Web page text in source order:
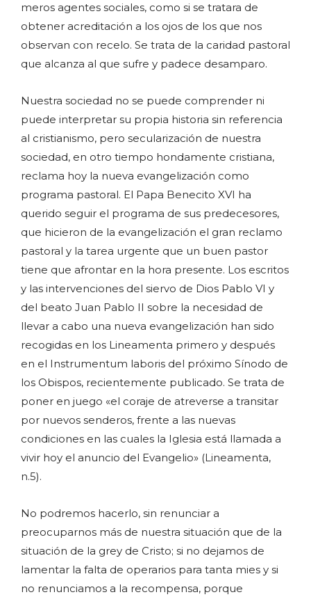
meros agentes sociales, como si se tratara de
obtener acreditación a los ojos de los que nos
observan con recelo. Se trata de la caridad pastoral
que alcanza al que sufre y padece desamparo.
Nuestra sociedad no se puede comprender ni
puede interpretar su propia historia sin referencia
al cristianismo, pero secularización de nuestra
sociedad, en otro tiempo hondamente cristiana,
reclama hoy la nueva evangelización como
programa pastoral. El Papa Benecito XVI ha
querido seguir el programa de sus predecesores,
que hicieron de la evangelización el gran reclamo
pastoral y la tarea urgente que un buen pastor
tiene que afrontar en la hora presente. Los escritos
y las intervenciones del siervo de Dios Pablo VI y
del beato Juan Pablo II sobre la necesidad de
llevar a cabo una nueva evangelización han sido
recogidas en los Lineamenta primero y después
en el Instrumentum laboris del próximo Sínodo de
los Obispos, recientemente publicado. Se trata de
poner en juego «el coraje de atreverse a transitar
por nuevos senderos, frente a las nuevas
condiciones en las cuales la Iglesia está llamada a
vivir hoy el anuncio del Evangelio» (Lineamenta,
n.5).
No podremos hacerlo, sin renunciar a
preocuparnos más de nuestra situación que de la
situación de la grey de Cristo; si no dejamos de
lamentar la falta de operarios para tanta mies y si
no renunciamos a la recompensa, porque